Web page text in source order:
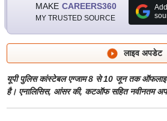
MAKE CAREERS360
MY TRUSTED SOURCE
लाइव अपडेट
यूपी पुलिस कांस्टेबल एग्जाम 8 से 10 जून तक
है। एनालिसिस, आंसर की, कटऑफ सहित नवीनतम